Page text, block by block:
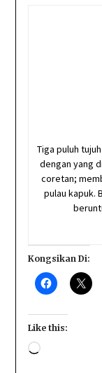
Tiga puluh
dengan yang
coretan;
pulau kapuk.
Kongsikan Di:
Like this:
Loading…